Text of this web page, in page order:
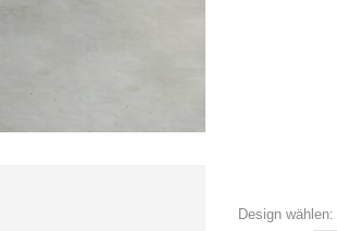
Design wählen: